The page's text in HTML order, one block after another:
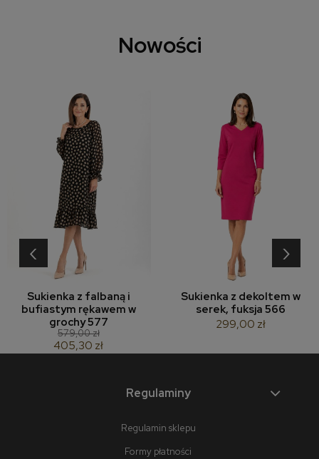
Nowości
Sukienka z falbaną i
bufiastym rękawem w
grochy 577
579,00 zł
405,30 zł
Sukienka z dekoltem w
serek, fuksja 566
299,00 zł
‹ ›
Regulaminy
Regulamin sklepu
Formy płatności